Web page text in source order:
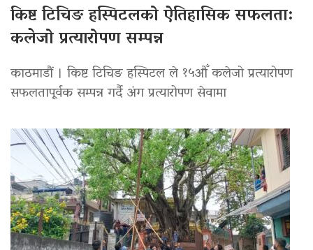
किष्ट टिचिङ हस्पिटलको ऐतिहासिक सफलता:
कलेजो प्रत्यारोपण सम्पन्न
काठमाडौं । किष्ट टिचिङ हस्पिटल ले १५औँ कलेजो प्रत्यारोपण
सफलतापूर्वक सम्पन्न गर्दै अंग प्रत्यारोपण सेवामा